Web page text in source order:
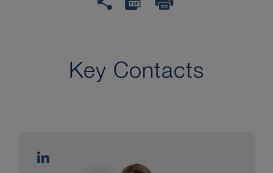
Key Contacts